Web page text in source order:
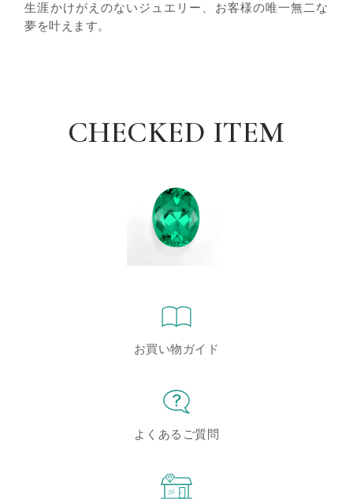
生涯かけがえのないジュエリー、お客様の唯一無二な
夢を叶えます。
CHECKED ITEM
お買い物ガイド
よくあるご質問